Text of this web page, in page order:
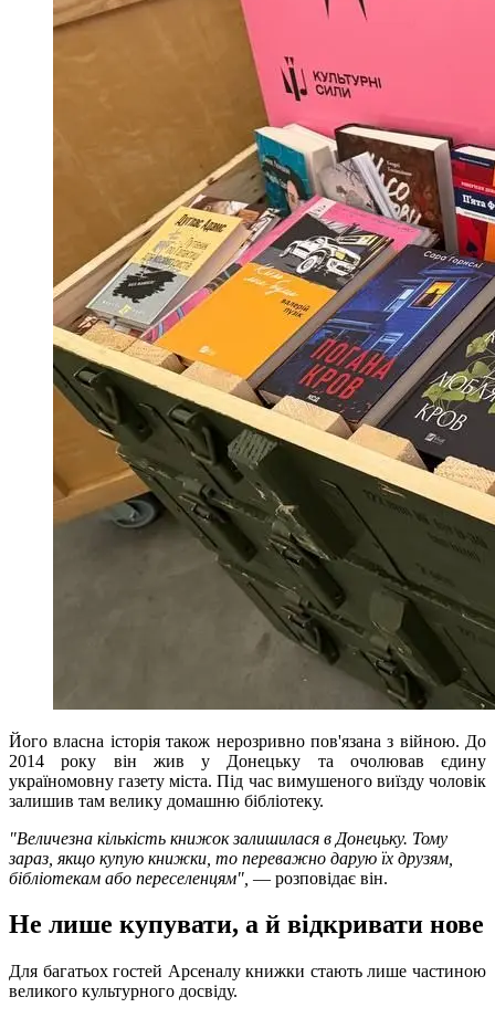
Його власна історія також нерозривно пов'язана з війною. До
2014 року він жив у Донецьку та очолював єдину
україномовну газету міста. Під час вимушеного виїзду чоловік
залишив там велику домашню бібліотеку.
"Величезна кількість книжок залишилася в Донецьку. Тому
зараз, якщо купую книжки, то переважно дарую їх друзям,
бібліотекам або переселенцям", — розповідає він.
Не лише купувати, а й відкривати нове
Для багатьох гостей Арсеналу книжки стають лише частиною
великого культурного досвіду.